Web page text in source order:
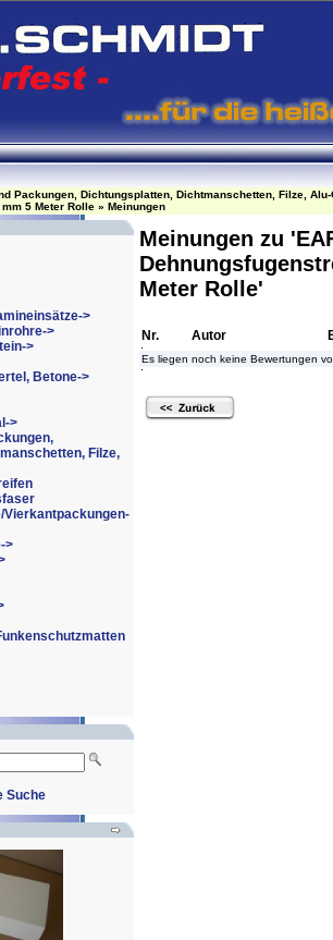
Packungen, Dichtungsplatten, Dichtmanschetten, Filze, Alu-
5 Meter Rolle » Meinungen
>
>
>
Betone->
>
Filze,
Vierkantpackungen-
>
Suche
Meinungen zu
Meter Rolle'
Nr. Autor
Es liegen noch keine Bewertungen